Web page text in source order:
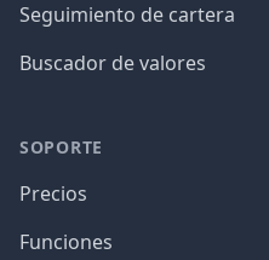
Seguimiento de cartera
Buscador de valores
SOPORTE
Precios
Funciones